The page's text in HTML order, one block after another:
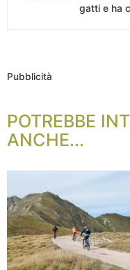
gatti e ha
Pubblicità
POTREBBE
ANCHE...